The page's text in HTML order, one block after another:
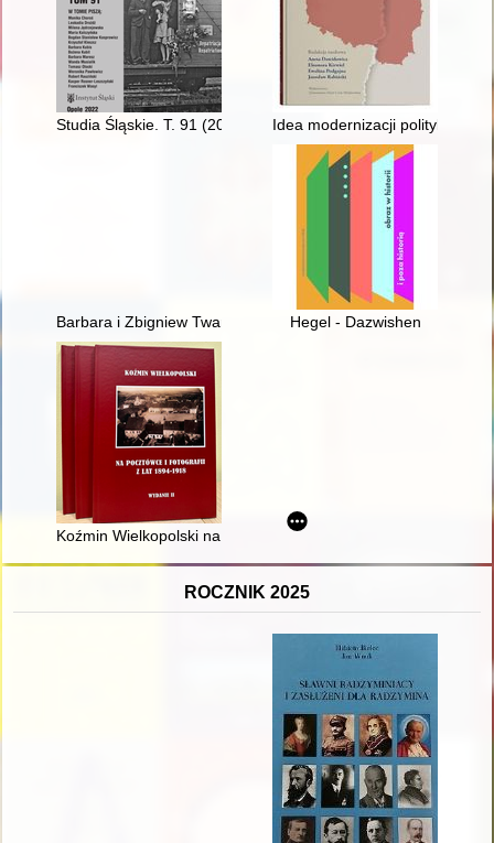
Studia Śląskie. T. 91 (2022) Idea modernizacji polityki
Barbara i Zbigniew Twarogowie : turyści krajoznawcy
Hegel - Dazwishen
Koźmin Wielkopolski na pocztówce i fotografii z lat 1894-
ROCZNIK 2025